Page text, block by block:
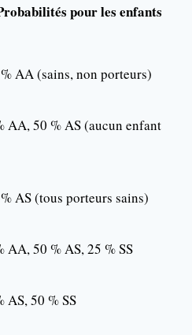
pour les enfants
AA (sains, non porteurs)
AA, 50 % AS (aucun enfant
AS (tous porteurs sains)
AA, 50 % AS, 25 % SS
AS, 50 % SS